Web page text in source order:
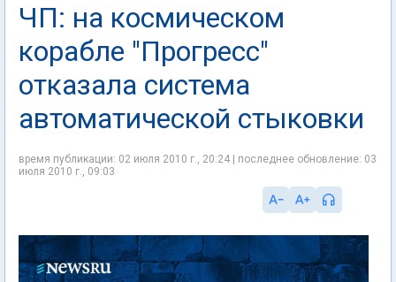
ЧП: на космическом
корабле "Прогресс"
отказала система
автоматической стыковки
время публикации: 02 июля 2010 г., 20:24 | последнее обновление: 03
июля 2010 г., 09:03